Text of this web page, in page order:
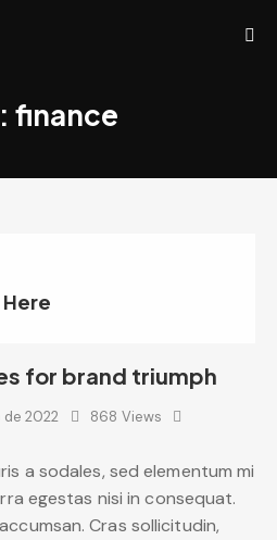
finance
for brand triumph
de 2022 868 Views
a sodales, sed elementum mi
egestas nisi in consequat.
Cras sollicitudin,